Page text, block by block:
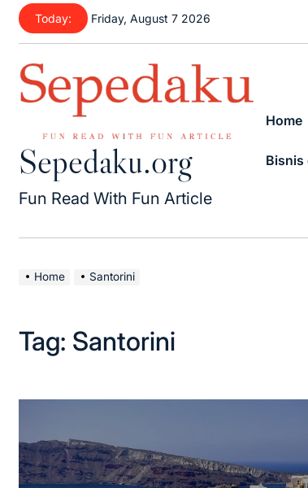
Skip
content
Today: Friday, August 7 2026
Sepedaku.org
Fun Read With Fun Article
Home
Bisnis
Home Santorini
Tag: Santorini